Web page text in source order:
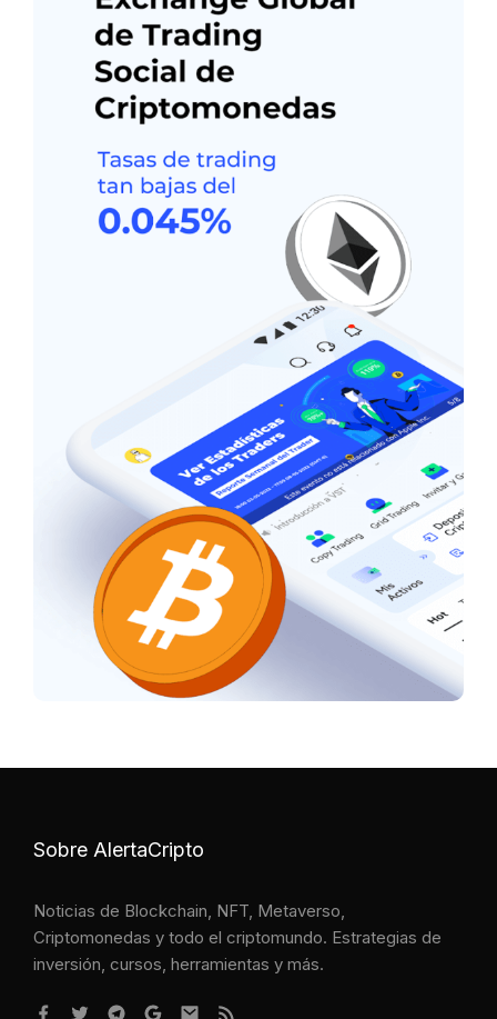
Sobre AlertaCripto
Noticias de Blockchain, NFT, Metaverso,
Criptomonedas y todo el criptomundo. Estrategias de
inversión, cursos, herramientas y más.